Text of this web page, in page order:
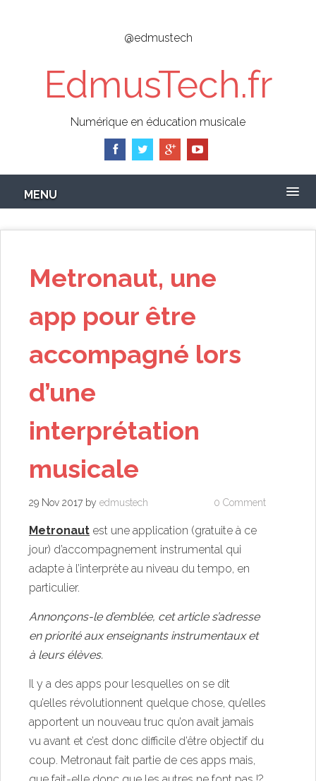
@edmustech
EdmusTech.fr
Numérique en éducation musicale
MENU
Metronaut, une
app pour être
accompagné lors
d’une
interprétation
musicale
29 Nov 2017 by edmustech 0 Comment
Metronaut est une application (gratuite à ce
jour) d’accompagnement instrumental qui
adapte à l’interprète au niveau du tempo, en
particulier.
Annonçons-le d’emblée, cet article s’adresse
en priorité aux enseignants instrumentaux et
à leurs élèves.
Il y a des apps pour lesquelles on se dit
qu’elles révolutionnent quelque chose, qu’elles
apportent un nouveau truc qu’on avait jamais
vu avant et c’est donc difficile d’être objectif du
coup. Metronaut fait partie de ces apps mais,